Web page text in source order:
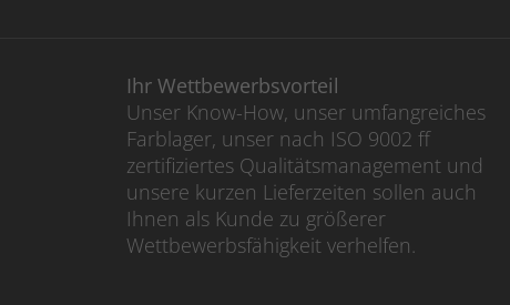
Ihr Wettbewerbsvorteil
Unser Know-How, unser umfangreiches
Farblager, unser nach ISO 9002 ff
zertifiziertes Qualitätsmanagement und
unsere kurzen Lieferzeiten sollen auch
Ihnen als Kunde zu größerer
Wettbewerbsfähigkeit verhelfen.